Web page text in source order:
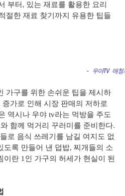
부터, 있는 재료를 활용한 요리
절한 재료 찾기까지 유용한 팁들
- 우야TV 애청
가구를 위한 손쉬운 팁을 제시하
가로 인해 시장 판매의 저하로
역시나 우야 tv라는 먹방을 주도
함께 먹거리 꾸러미를 준비한다.
로 음식 쓰레기를 남길 여지도 없
도록 만들어 낸 덥밥, 찌개들의 소
란 1인 가구의 허세가 현실이 된